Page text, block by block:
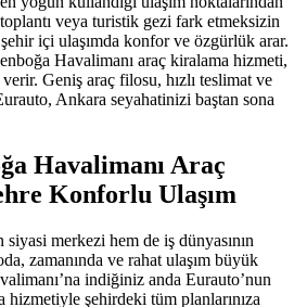
veya turistik gezi fark etmeksizin
içi ulaşımda konfor ve özgürlük arar.
Havalimanı araç kiralama hizmeti,
Geniş araç filosu, hızlı teslimat ve
Ankara seyahatinizi baştan sona
Havalimanı Araç
Konforlu Ulaşım
merkezi hem de iş dünyasının
zamanında ve rahat ulaşım büyük
indiğiniz anda Eurauto’nun
hizmetiyle şehirdeki tüm planlarınıza